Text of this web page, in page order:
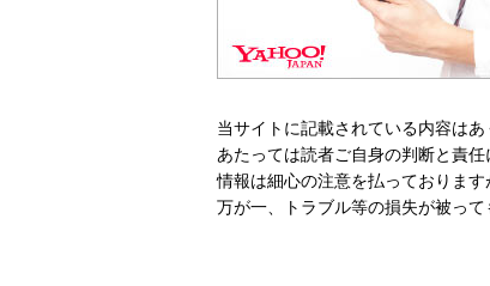
当サイトに記載されている内容は
あたっては読者ご自身の判断と責
情報は細心の注意を払っておりま
万が一、トラブル等の損失が被っ